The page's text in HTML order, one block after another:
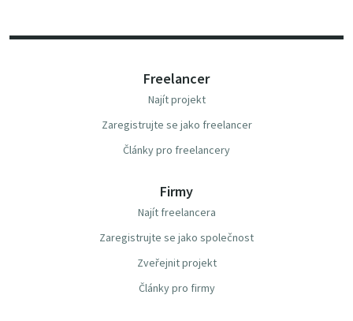
Freelancer
Najít projekt
Zaregistrujte se jako freelancer
Články pro freelancery
Firmy
Najít freelancera
Zaregistrujte se jako společnost
Zveřejnit projekt
Články pro firmy